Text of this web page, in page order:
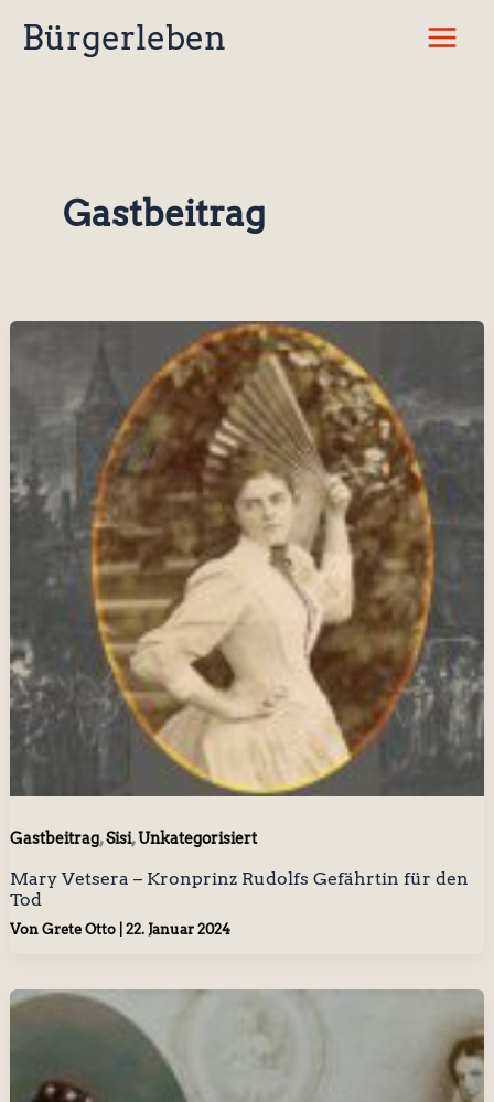
InhaltBürgerleben
Gastbeitrag
Gastbeitrag,Sisi,Unkategorisiert
Mary Vetsera – Kronprinz Rudolfs Gefährtin für den
Tod
Von Grete Otto 22. Januar 2024